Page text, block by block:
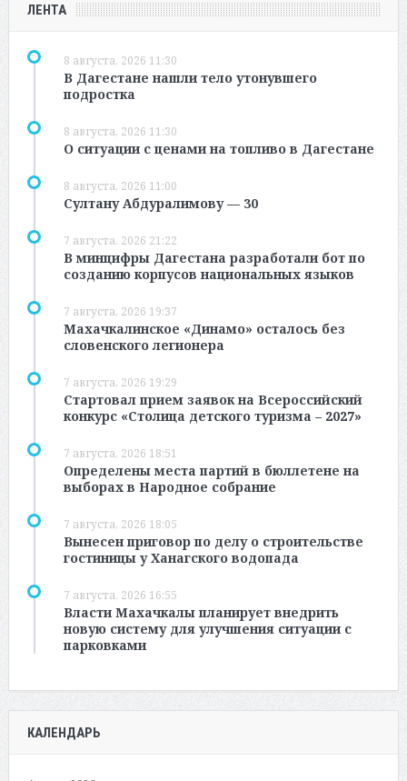
ЛЕНТА
8 августа, 2026 11:30
В Дагестане нашли тело утонувшего
подростка
8 августа, 2026 11:30
О ситуации с ценами на топливо в Дагестане
8 августа, 2026 11:00
Султану Абдуралимову — 30
7 августа, 2026 21:22
В минцифры Дагестана разработали бот по
созданию корпусов национальных языков
7 августа, 2026 19:37
Махачкалинское «Динамо» осталось без
словенского легионера
7 августа, 2026 19:29
Стартовал прием заявок на Всероссийский
конкурс «Столица детского туризма – 2027»
7 августа, 2026 18:51
Определены места партий в бюллетене на
выборах в Народное собрание
7 августа, 2026 18:05
Вынесен приговор по делу о строительстве
гостиницы у Ханагского водопада
7 августа, 2026 16:55
Власти Махачкалы планирует внедрить
новую систему для улучшения ситуации с
парковками
КАЛЕНДАРЬ